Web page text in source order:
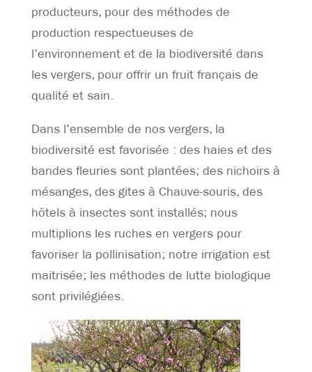
producteurs, pour des méthodes de
production respectueuses de
l’environnement et de la biodiversité dans
les vergers, pour offrir un fruit français de
qualité et sain.
Dans l’ensemble de nos vergers, la
biodiversité est favorisée : des haies et des
bandes fleuries sont plantées; des nichoirs à
mésanges, des gites à Chauve-souris, des
hôtels à insectes sont installés; nous
multiplions les ruches en vergers pour
favoriser la pollinisation; notre irrigation est
maitrisée; les méthodes de lutte biologique
sont privilégiées.